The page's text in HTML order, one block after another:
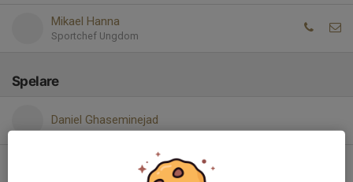
Mikael Hanna
Sportchef Ungdom
Spelare
Daniel Ghaseminejad